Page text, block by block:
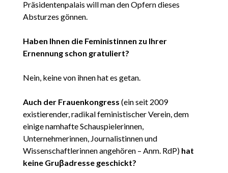
Präsidentenpalais will man den Opfern dieses
Absturzes gönnen.
Haben Ihnen die Feministinnen zu Ihrer
Ernennung schon gratuliert?
Nein, keine von ihnen hat es getan.
Auch der Frauenkongress (ein seit 2009
existierender, radikal feministischer Verein, dem
einige namhafte Schauspielerinnen,
Unternehmerinnen, Journalistinnen und
Wissenschaftlerinnen angehören – Anm. RdP) hat
keine Gruβadresse geschickt?